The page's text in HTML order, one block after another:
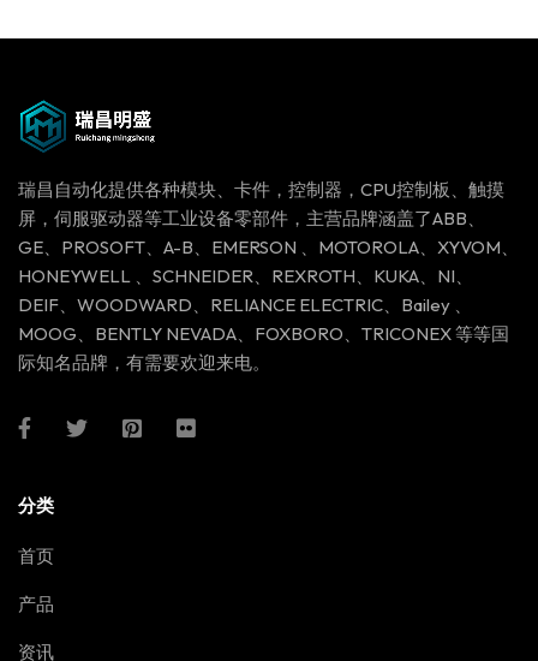
瑞昌自动化提供各种模块、卡件，控制器，CPU控制板、触摸
屏，伺服驱动器等工业设备零部件，主营品牌涵盖了ABB、
GE、PROSOFT、A-B、EMERSON 、MOTOROLA、XYVOM、
HONEYWELL 、SCHNEIDER、REXROTH、KUKA、NI、
DEIF、WOODWARD、RELIANCE ELECTRIC、Bailey 、
MOOG、BENTLY NEVADA、FOXBORO、TRICONEX 等等国
际知名品牌，有需要欢迎来电。
分类
首页
产品
资讯